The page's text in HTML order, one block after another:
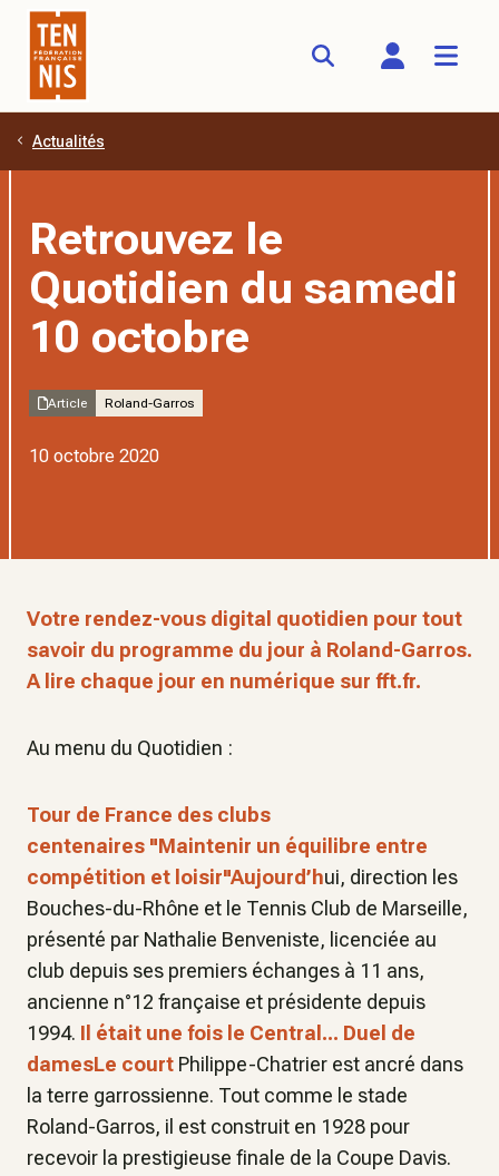
Aller au contenu principal
Actualités
Retrouvez le
Quotidien du samedi
10 octobre
Article Roland-Garros
10 octobre 2020
Votre rendez-vous digital quotidien pour tout
savoir du programme du jour à Roland-Garros.
A lire chaque jour en numérique sur fft.fr.
Au menu du Quotidien :
Tour de France des clubs
centenaires "Maintenir un équilibre entre
compétition et loisir"Aujourd’hui, direction les
Bouches-du-Rhône et le Tennis Club de Marseille,
présenté par Nathalie Benveniste, licenciée au
club depuis ses premiers échanges à 11 ans,
ancienne n°12 française et présidente depuis
1994. Il était une fois le Central... Duel de
damesLe court Philippe-Chatrier est ancré dans
la terre garrossienne. Tout comme le stade
Roland-Garros, il est construit en 1928 pour
recevoir la prestigieuse finale de la Coupe Davis.